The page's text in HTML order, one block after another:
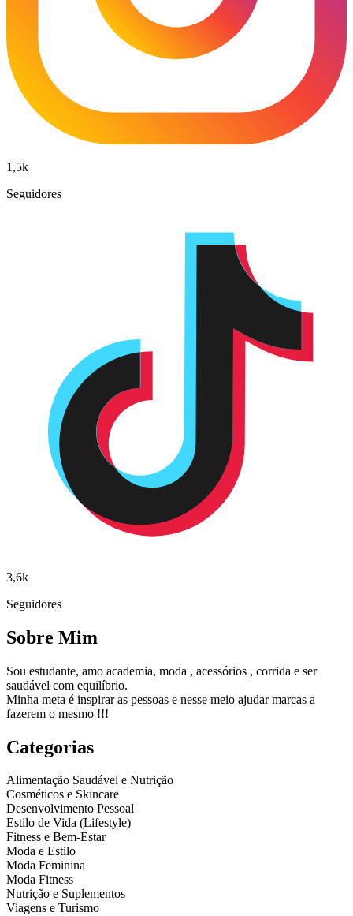
1,5k
Seguidores
3,6k
Seguidores
Sobre Mim
Sou estudante, amo academia, moda , acessórios , corrida e ser
saudável com equilíbrio.
Minha meta é inspirar as pessoas e nesse meio ajudar marcas a
fazerem o mesmo !!!
Categorias
Alimentação Saudável e Nutrição
Cosméticos e Skincare
Desenvolvimento Pessoal
Estilo de Vida (Lifestyle)
Fitness e Bem-Estar
Moda e Estilo
Moda Feminina
Moda Fitness
Nutrição e Suplementos
Viagens e Turismo